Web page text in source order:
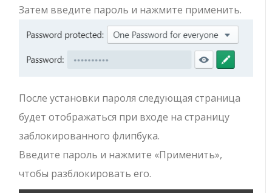
Затем введите пароль и нажмите применить.
После установки пароля следующая страница
будет отображаться при входе на страницу
заблокированного флипбука.
Введите пароль и нажмите «Применить»,
чтобы разблокировать его.